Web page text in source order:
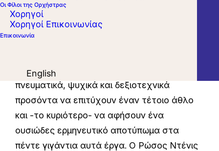
Οι Φίλοι της Ορχήστρας
Χορηγοί
Χορηγοί Επικοινωνίας
Επικοινωνία
English
έργων για πιάνο και ορχήστρα του Σεργκέι
Ραχμάνινοφ σε δύο συναπτές βραδιές από
τον ίδιο σολίστα δεν είναι κάτι που μπορεί
ελάχιστοι οι πιανίστες που διαθέτουν τα
πνευματικά, ψυχικά και δεξιοτεχνικά
προσόντα να επιτύχουν έναν τέτοιο άθλο
και -το κυριότερο- να αφήσουν ένα
ουσιώδες ερμηνευτικό αποτύπωμα στα
πέντε γιγάντια αυτά έργα. Ο Ρώσος Ντένις